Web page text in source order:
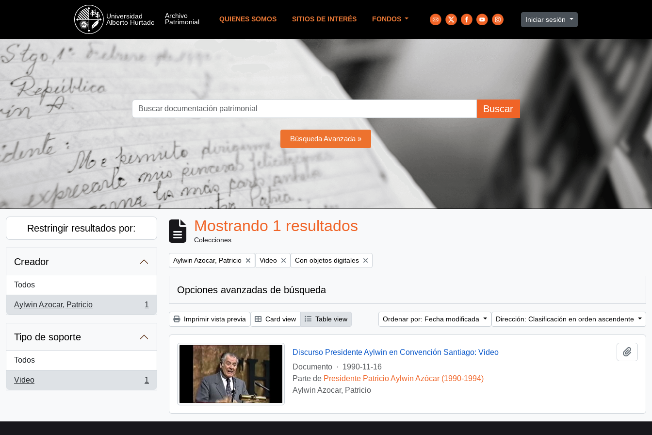
QUIENES SOMOS SITIOS DE INTERÉS FONDOS Iniciar sesión
Buscar
Búsqueda Avanzada »
Restringir resultados por:
Creador
Todos
Aylwin Azocar, Patricio
, 1 resultados
1
Tipo de soporte
Todos
Video
, 1 resultados
1
Mostrando 1 resultados
Colecciones
Remove filter:
Aylwin Azocar, Patricio Remove filter:
Video Remove filter:
Con objetos digitales
Opciones avanzadas de búsqueda
Imprimir vista previa Card view Table view Ordenar por: Fecha modificada Dirección: Clasificación en orden ascendente
Discurso Presidente Aylwin en Convención Santiago: Video
Documento
· 1990-11-16
Parte de Presidente Patricio Aylwin Azócar (1990-1994)
Aylwin Azocar, Patricio